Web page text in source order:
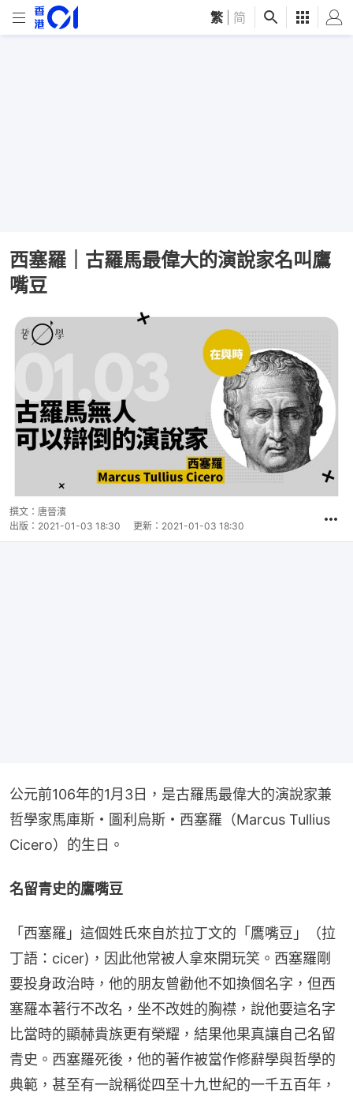
繁 简
西塞羅｜古羅馬最偉大的演說家名叫鷹
嘴豆
撰文： 唐晉濱
出版： 2021-01-03 18:30 更新： 2021-01-03 18:30
公元前106年的1月3日，是古羅馬最偉大的演說家兼
哲學家馬庫斯・圖利烏斯・西塞羅（Marcus Tullius
Cicero）的生日。
名留青史的鷹嘴豆
「西塞羅」這個姓氏來自於拉丁文的「鷹嘴豆」（拉
丁語：cicer)，因此他常被人拿來開玩笑。西塞羅剛
要投身政治時，他的朋友曾勸他不如換個名字，但西
塞羅本著行不改名，坐不改姓的胸襟，說他要這名字
比當時的顯赫貴族更有榮耀，結果他果真讓自己名留
青史。西塞羅死後，他的著作被當作修辭學與哲學的
典範，甚至有一說稱從四至十九世紀的一千五百年，